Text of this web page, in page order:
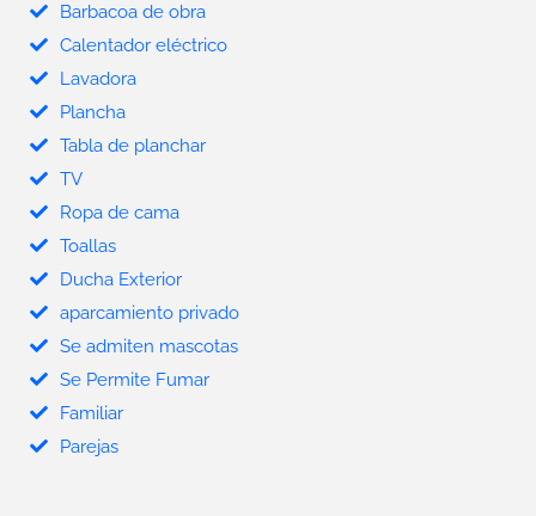
Barbacoa de obra
Calentador eléctrico
Lavadora
Plancha
Tabla de planchar
TV
Ropa de cama
Toallas
Ducha Exterior
aparcamiento privado
Se admiten mascotas
Se Permite Fumar
Familiar
Parejas